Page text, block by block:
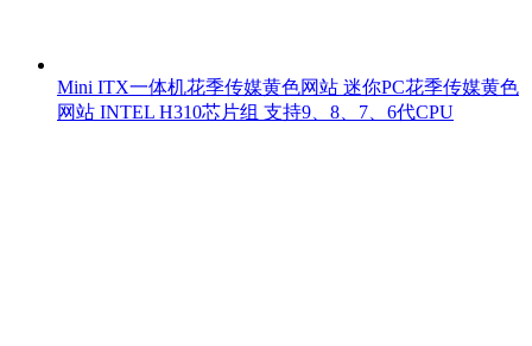
Mini ITX一体机花季传媒黄色网站 迷你PC花季传媒黄色
网站 INTEL H310芯片组 支持9、8、7、6代CPU